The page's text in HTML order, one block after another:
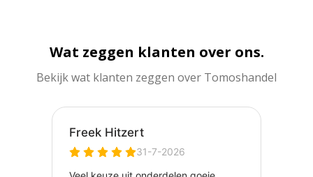
Wat zeggen klanten over ons.
Bekijk wat klanten zeggen over Tomoshandel